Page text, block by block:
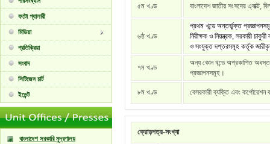
ফটো গ্যালারী
মিডিয়া
প্রতিক্রিয়া
সংবাদ
সিটিজেন চার্ট
ইভেন্ট
বাংলাদেশ সরকারি মুদ্রণালয়
৫ম খণ্ড বাংলাদেশ জাতীয় সংসদের এ্যাক্ট,
৬ষ্ঠ খণ্ড
প্রথম খন্ডে অন্তর্ভুক্ত
নিরীক্ষক ও নিয়ন্ত্রক, সরকারী
ও সংযুক্ত দপ্তরসমূহ কর্তৃক
৭ম খণ্ড
অন্য কোন খন্ডে অপ্রকাশিত
প্রজ্ঞাপনসমূহ।
৮ম খণ্ড বেসরকারী ব্যক্তি এবং কর্পোরেশন
ক্রোড়পত্র-সংখ্যা